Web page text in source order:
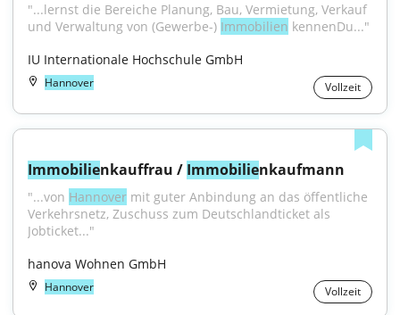
"...lernst die Bereiche Planung, Bau, Vermietung, Verkauf
und Verwaltung von (Gewerbe-) Immobilien kennenDu..."
IU Internationale Hochschule GmbH
Hannover Vollzeit
Immobilienkauffrau / Immobilienkaufmann
"...von Hannover mit guter Anbindung an das öffentliche
Verkehrsnetz, Zuschuss zum Deutschlandticket als
Jobticket..."
hanova Wohnen GmbH
Hannover Vollzeit